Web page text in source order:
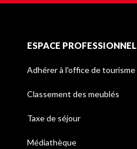
ESPACE PROFESSIONNEL
Adhérer à l'office de tourisme
Classement des meublés
Taxe de séjour
Médiathèque